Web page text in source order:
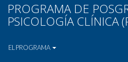
PROGRAMA DE
PSICOLOGÍA CLÍNICA
EL PROGRAMA